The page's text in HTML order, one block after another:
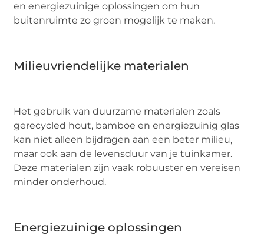
en energiezuinige oplossingen om hun
buitenruimte zo groen mogelijk te maken.
Milieuvriendelijke materialen
Het gebruik van duurzame materialen zoals
gerecycled hout, bamboe en energiezuinig glas
kan niet alleen bijdragen aan een beter milieu,
maar ook aan de levensduur van je tuinkamer.
Deze materialen zijn vaak robuuster en vereisen
minder onderhoud.
Energiezuinige oplossingen